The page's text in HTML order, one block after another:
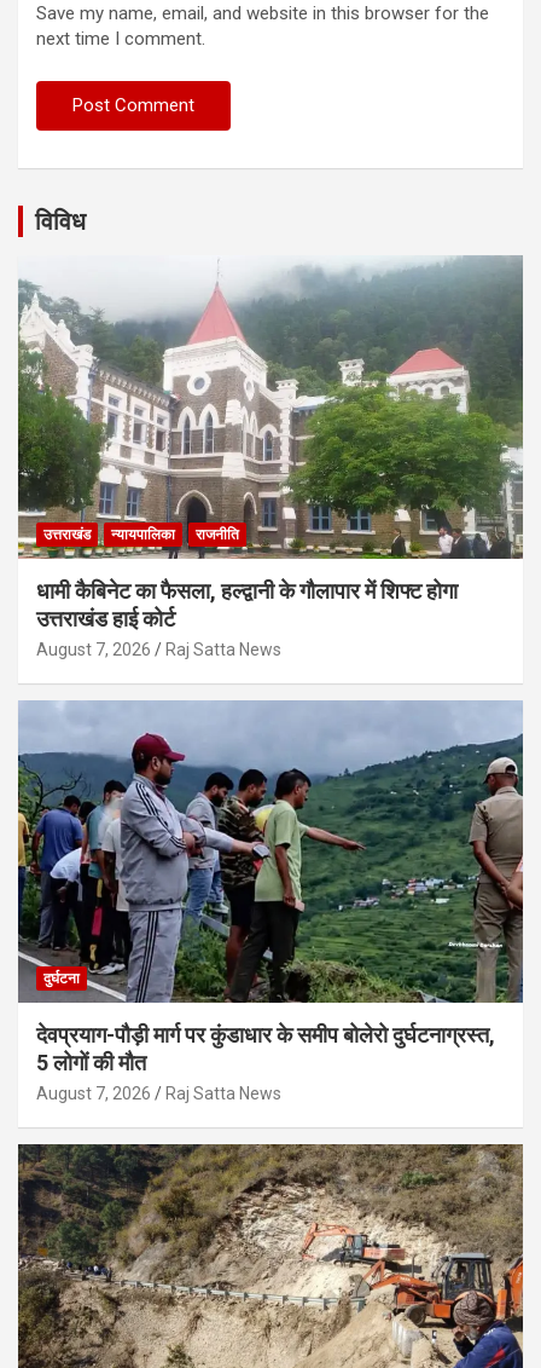
Save my name, email, and website in this browser for the
next time I comment.
विविध
उत्तराखंड न्यायपालिका राजनीति
धामी कैबिनेट का फैसला, हल्द्वानी के गौलापार में शिफ्ट होगा
उत्तराखंड हाई कोर्ट
August 7, 2026 Raj Satta News
दुर्घटना
देवप्रयाग-पौड़ी मार्ग पर कुंडाधार के समीप बोलेरो दुर्घटनाग्रस्त,
5 लोगों की मौत
August 7, 2026 Raj Satta News